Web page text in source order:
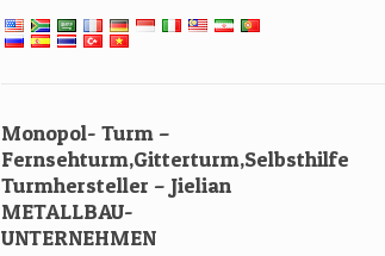
Monopol- Turm –
Fernsehturm,Gitterturm,Selbsthilfe
Turmhersteller – Jielian
METALLBAU-
UNTERNEHMEN